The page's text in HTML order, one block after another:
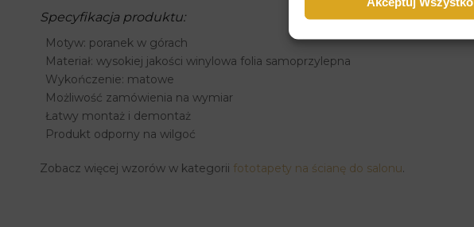
Specyfikacja produktu:
Motyw: poranek w górach
Materiał: wysokiej jakości winylowa folia samoprzylepna
Wykończenie: matowe
Możliwość zamówienia na wymiar
Łatwy montaż i demontaż
Produkt odporny na wilgoć
Zobacz więcej wzorów w kategorii fototapety na ścianę do salonu.